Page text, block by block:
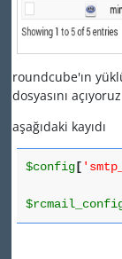
roundcube'ın
dosyasını açıyoruz
aşağıdaki kayıdı
$config [